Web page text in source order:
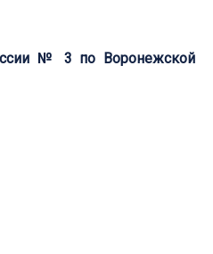
№ 3 по Воронежской